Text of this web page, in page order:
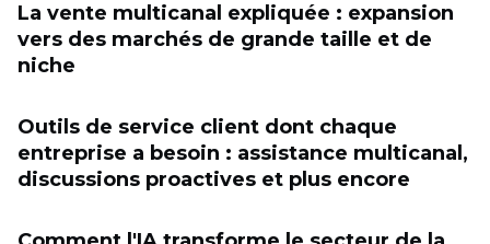
La vente multicanal expliquée : expansion
vers des marchés de grande taille et de
niche
Outils de service client dont chaque
entreprise a besoin : assistance multicanal,
discussions proactives et plus encore